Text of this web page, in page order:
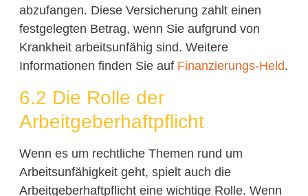
abzufangen. Diese Versicherung zahlt einen
festgelegten Betrag, wenn Sie aufgrund von
Krankheit arbeitsunfähig sind. Weitere
Informationen finden Sie auf Finanzierungs-Held.
6.2 Die Rolle der
Arbeitgeberhaftpflicht
Wenn es um rechtliche Themen rund um
Arbeitsunfähigkeit geht, spielt auch die
Arbeitgeberhaftpflicht eine wichtige Rolle. Wenn